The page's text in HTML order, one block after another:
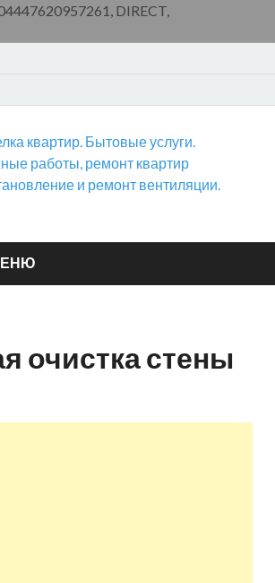
DIRECT,
и отделка
Бытовые
ремонт
систем приточной вентиляции.
очистка стены